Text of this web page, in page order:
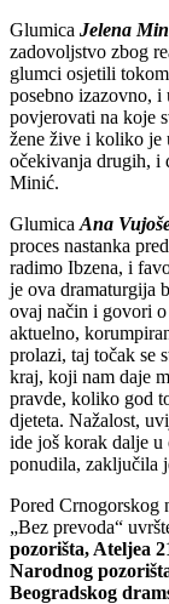
Glumica Jelena
zadovoljstvo zbog
glumci osjetili
posebno izazovno,
povjerovati na koje
žene žive i koliko je
očekivanja drugih, i
Minić.
Glumica Ana
proces nastanka
radimo Ibzena, i
je ova dramaturgija
ovaj način i govori
aktuelno,
prolazi, taj točak se
kraj, koji nam daje
pravde, koliko god
djeteta. Nažalost,
ide još korak dalje u
ponudila, zaključila
Pored Crnogorskog
„Bez prevoda“
pozorišta, Ateljea
Narodnog
Beogradskog